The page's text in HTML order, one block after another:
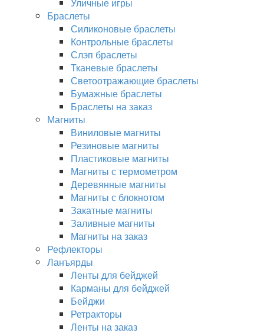
Браслеты
Силиконовые браслеты
Контрольные браслеты
Слэп браслеты
Тканевые браслеты
Светоотражающие браслеты
Бумажные браслеты
Браслеты на заказ
Магниты
Виниловые магниты
Резиновые магниты
Пластиковые магниты
Магниты с термометром
Деревянные магниты
Магниты с блокнотом
Закатные магниты
Заливные магниты
Магниты на заказ
Рефлекторы
Ланъярды
Ленты для бейджей
Карманы для бейджей
Бейджи
Ретракторы
Ленты на заказ